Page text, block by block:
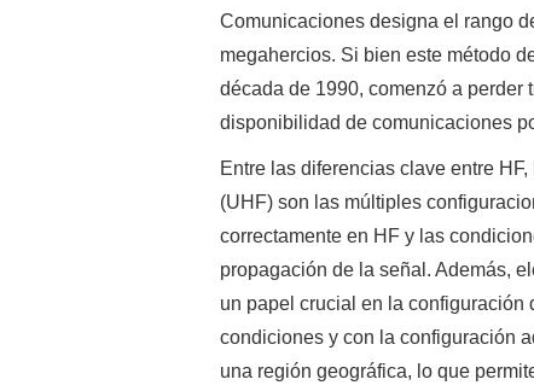
Comunicaciones designa el rango
megahercios. Si bien este método
década de 1990, comenzó a perder
disponibilidad de comunicaciones
Entre las diferencias clave entre
(UHF) son las múltiples
correctamente en HF y las
propagación de la señal. Además,
un papel crucial en la
condiciones y con la configuración
una región geográfica, lo que